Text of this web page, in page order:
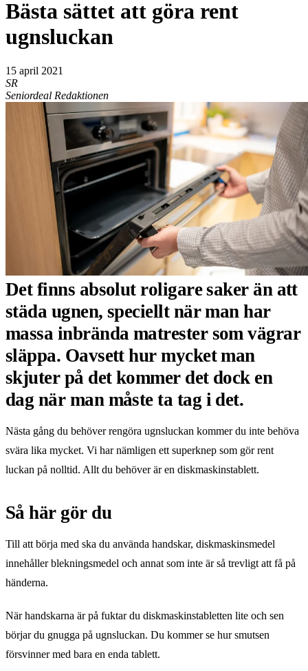
Bästa sättet att göra rent
ugnsluckan
15 april 2021
SR
Seniordeal Redaktionen
Det finns absolut roligare saker än att
städa ugnen, speciellt när man har
massa inbrända matrester som vägrar
släppa. Oavsett hur mycket man
skjuter på det kommer det dock en
dag när man måste ta tag i det.
Nästa gång du behöver rengöra ugnsluckan kommer du inte behöva
svära lika mycket. Vi har nämligen ett superknep som gör rent
luckan på nolltid. Allt du behöver är en diskmaskinstablett.
Så här gör du
Till att börja med ska du använda handskar, diskmaskinsmedel
innehåller blekningsmedel och annat som inte är så trevligt att få på
händerna.
När handskarna är på fuktar du diskmaskinstabletten lite och sen
börjar du gnugga på ugnsluckan. Du kommer se hur smutsen
försvinner med bara en enda tablett.